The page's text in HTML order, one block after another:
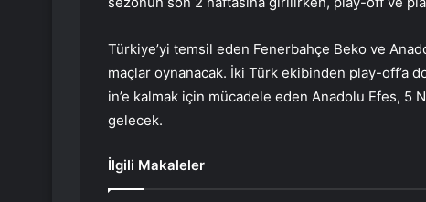
Türkiye’yi temsil eden Fenerbahçe Beko ve
maçlar oynanacak. İki Türk ekibinden play-off’a
in’e kalmak için mücadele eden Anadolu Efes, 5
gelecek.
İlgili Makaleler